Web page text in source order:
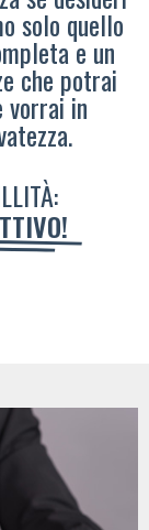
solo quello
e un
che potrai
vorrai in